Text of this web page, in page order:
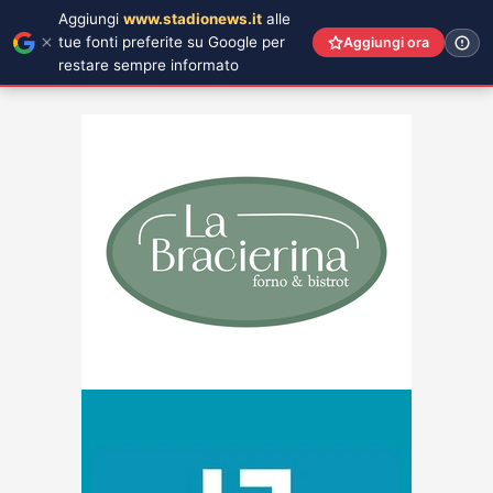
Aggiungi www.stadionews.it alle
tue fonti preferite su Google per
restare sempre informato
Aggiungi ora